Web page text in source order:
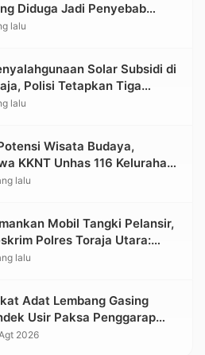
Diduga Jadi Penyebab
BBM di Toraja
lalu
Solar Subsidi di
Polisi Tetapkan Tiga
Baru
lalu
Wisata Budaya,
KKNT Unhas 116 Kelurahan
Utara Pasang Papan
lalu
Mobil Tangki Pelansir,
Polres Toraja Utara:
Berjalan Transparan
lalu
Adat Lembang Gasing
Usir Paksa Penggarap
Kawasan Hutan
2026